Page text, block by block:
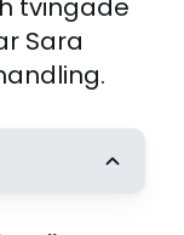
Sara